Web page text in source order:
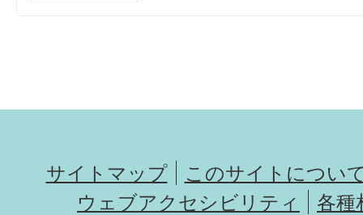
サイトマップ
このサイトについ
ウェブアクセシビリティ
各種